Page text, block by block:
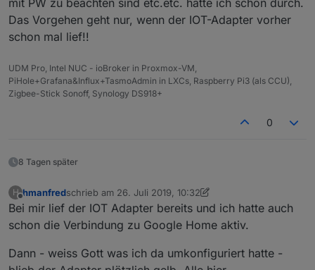
mit PW zu beachten sind etc.etc. hatte ich schon durch.
Das Vorgehen geht nur, wenn der IOT-Adapter vorher
schon mal lief!!
UDM Pro, Intel NUC - ioBroker in Proxmox-VM,
PiHole+Grafana&Influx+TasmoAdmin in LXCs, Raspberry Pi3 (als CCU),
Zigbee-Stick Sonoff, Synology DS918+
0
8 Tagen später
H
Offline
hmanfredschrieb am 26. Juli 2019, 10:32
zuletzt editiert von hmanfred
Bei mir lief der IOT Adapter bereits und ich hatte auch
schon die Verbindung zu Google Home aktiv.
Dann - weiss Gott was ich da umkonfiguriert hatte -